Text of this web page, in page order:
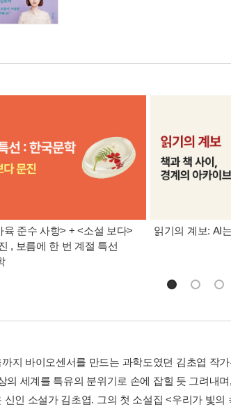
육 준수 사항> + <소설 보다>
, 보름에 한 번 계절 특선
읽기의 계보: AI
지 바이오센서를 만드는 과학도였던 김초엽 작
의 세계를 특유의 분위기로 손에 잡힐 듯 그려내
신인 소설가 김초엽. 그의 첫 소설집 <우리가 빛의